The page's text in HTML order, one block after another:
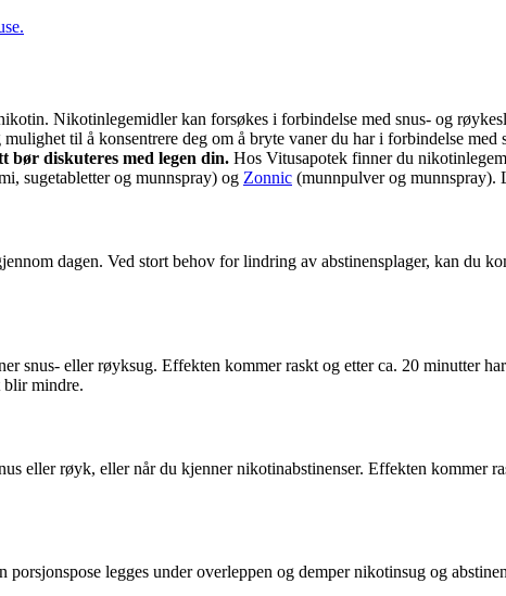
Nikotinlegemidler kan forsøkes i forbindelse med snus- og
til å konsentrere deg om å bryte vaner du har i forbindelse med
bør diskuteres med legen din. Hos Vitusapotek finner du
sugetabletter og munnspray) og Zonnic (munnpulver og munnspray).
dagen. Ved stort behov for lindring av abstinensplager, kan du
snus- eller røyksug. Effekten kommer raskt og etter ca. 20 minutter
blir mindre.
eller røyk, eller når du kjenner nikotinabstinenser. Effekten kommer
legges under overleppen og demper nikotinsug og